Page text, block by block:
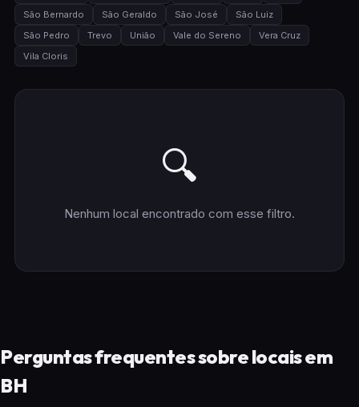
São Bernardo
São Geraldo São José
São Luiz
São Pedro
Trevo União Vale do Sereno
Vera Cruz
Vila Cloris
🔍
Nenhum local encontrado com esse filtro.
Perguntas frequentes sobre locais em
BH